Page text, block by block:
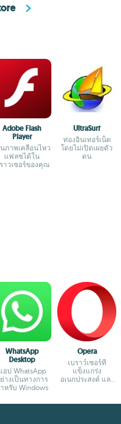
Adobe Flash
Player
นภาพเคลื่อนไหว
แฟลชได้ใน
าวเซอร์ของคุณ
UltraSurf
ท่องอินเทอร์เน็ต
โดยไม่เปิดเผยตัว
ตน
WhatsApp
Desktop
อป WhatsApp
างเป็นทางการ
หรับ Windows
Opera
เบราว์เซอร์ที่
แข็งแกร่ง
อเนกประสงค์ และ